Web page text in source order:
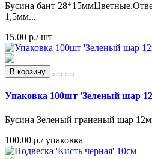
Бусина бант
1,5мм...
15.00 р./ шт
В корзину
Упаковка 100шт 'Зеленый шар
Бусина Зеленый граненый шар
100.00 р./ упаковка